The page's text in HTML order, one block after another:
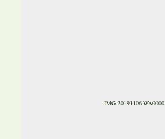
IMG-20191106-WA0000